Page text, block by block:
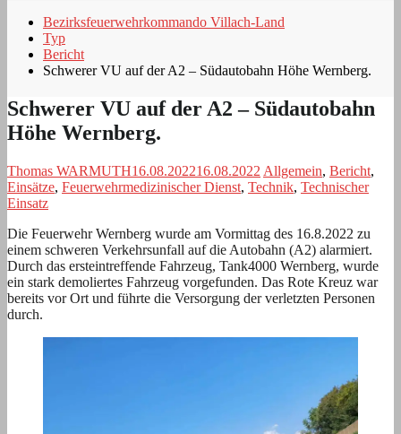
Bezirksfeuerwehrkommando Villach-Land
Typ
Bericht
Schwerer VU auf der A2 – Südautobahn Höhe Wernberg.
Schwerer VU auf der A2 – Südautobahn
Höhe Wernberg.
Thomas WARMUTH16.08.202216.08.2022 Allgemein, Bericht,
Einsätze, Feuerwehrmedizinischer Dienst, Technik, Technischer
Einsatz
Die Feuerwehr Wernberg wurde am Vormittag des 16.8.2022 zu
einem schweren Verkehrsunfall auf die Autobahn (A2) alarmiert.
Durch das ersteintreffende Fahrzeug, Tank4000 Wernberg, wurde
ein stark demoliertes Fahrzeug vorgefunden. Das Rote Kreuz war
bereits vor Ort und führte die Versorgung der verletzten Personen
durch.